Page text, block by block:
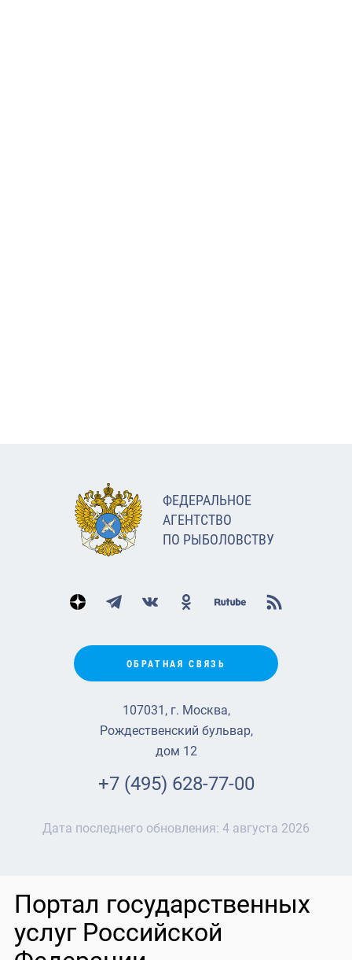
ФЕДЕРАЛЬНОЕ
АГЕНТСТВО
ПО РЫБОЛОВСТВУ
ОБРАТНАЯ СВЯЗЬ
107031, г. Москва,
Рождественский бульвар,
дом 12
+7 (495) 628-77-00
Дата последнего обновления: 4 августа 2026
Портал государственных
услуг Российской